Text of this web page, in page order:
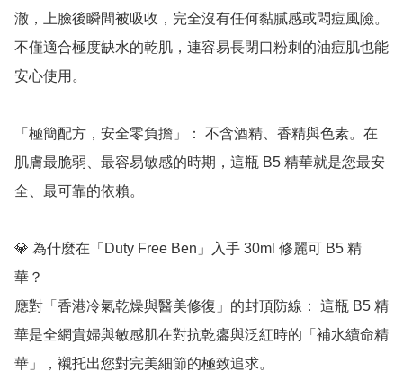
澈，上臉後瞬間被吸收，完全沒有任何黏膩感或悶痘風險。
不僅適合極度缺水的乾肌，連容易長閉口粉刺的油痘肌也能
安心使用。
「極簡配方，安全零負擔」： 不含酒精、香精與色素。在
肌膚最脆弱、最容易敏感的時期，這瓶 B5 精華就是您最安
全、最可靠的依賴。
💎 為什麼在「Duty Free Ben」入手 30ml 修麗可 B5 精
華？
應對「香港冷氣乾燥與醫美修復」的封頂防線： 這瓶 B5 精
華是全網貴婦與敏感肌在對抗乾癟與泛紅時的「補水續命精
華」，襯托出您對完美細節的極致追求。